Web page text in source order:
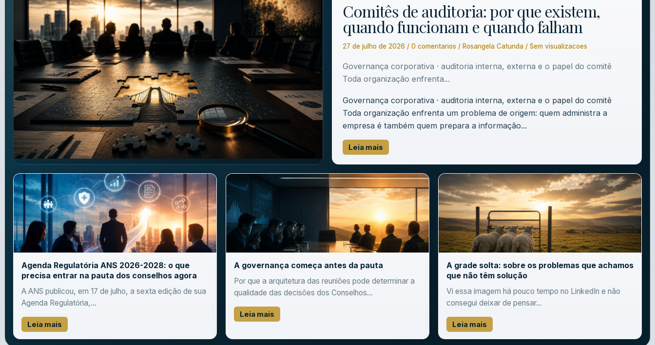
Comitês de auditoria: por que existem,
quando funcionam e quando falham
27 de julho de 2026 / 0 comentarios / Rosangela Catunda / Sem visualizacoes
Governança corporativa · auditoria interna, externa e o papel do comitê
Toda organização enfrenta...
Governança corporativa · auditoria interna, externa e o papel do comitê
Toda organização enfrenta um problema de origem: quem administra a
empresa é também quem prepara a informação...
Leia mais
Agenda Regulatória ANS 2026-2028: o que
precisa entrar na pauta dos conselhos agora
A ANS publicou, em 17 de julho, a sexta edição de sua
Agenda Regulatória,...
Leia mais
A governança começa antes da pauta
Por que a arquitetura das reuniões pode determinar a
qualidade das decisões dos Conselhos...
Leia mais
A grade solta: sobre os problemas que achamos
que não têm solução
Vi essa imagem há pouco tempo no LinkedIn e não
consegui deixar de pensar...
Leia mais